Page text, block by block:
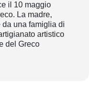
il 10 maggio
La madre,
da una famiglia di
artistico
del Greco